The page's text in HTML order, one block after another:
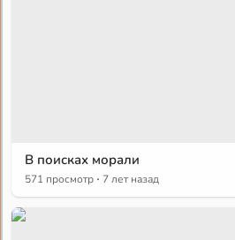
В поисках морали
571 просмотр · 7 лет назад